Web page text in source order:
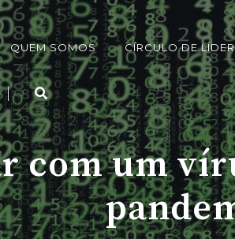
QUEM SOMOS CÍRCULO DE
com um